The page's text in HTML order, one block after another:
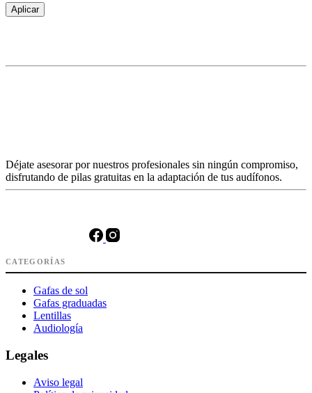
Aplicar
Déjate asesorar por nuestros profesionales sin ningún compromiso,
disfrutando de pilas gratuitas en la adaptación de tus audífonos.
CATEGORÍAS
Gafas de sol
Gafas graduadas
Lentillas
Audiología
Legales
Aviso legal